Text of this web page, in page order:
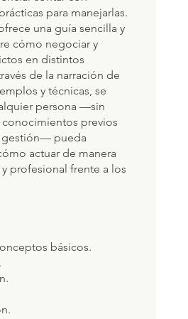
para manejarlas.
una guía sencilla y
cómo negociar y
en distintos
de la narración de
y técnicas, se
persona —sin
previos
gestión— pueda
actuar de manera
profesional frente a los
básicos.